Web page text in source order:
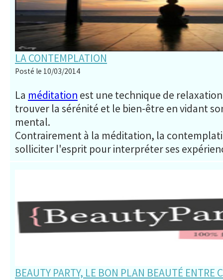
LA CONTEMPLATION
Posté le 10/03/2014
La méditation est une technique de
trouver la sérénité et le bien-être en vidant
mental.
Contrairement à la méditation, la
solliciter l'esprit pour interpréter ses
BEAUTY PARTY, LE BON PLAN BEAUTÉ ENTRE